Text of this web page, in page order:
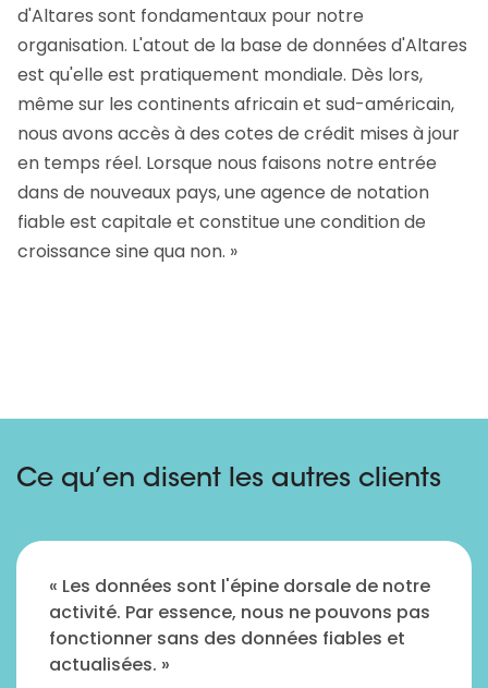
d'Altares sont fondamentaux pour notre
organisation. L'atout de la base de données d'Altares
est qu'elle est pratiquement mondiale. Dès lors,
même sur les continents africain et sud-américain,
nous avons accès à des cotes de crédit mises à jour
en temps réel. Lorsque nous faisons notre entrée
dans de nouveaux pays, une agence de notation
fiable est capitale et constitue une condition de
croissance sine qua non. »
Ce qu’en disent les autres clients
« Les données sont l'épine dorsale de notre
activité. Par essence, nous ne pouvons pas
fonctionner sans des données fiables et
actualisées. »